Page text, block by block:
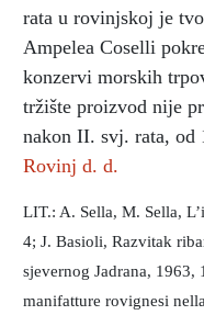
rata u rovinjskoj je
Ampelea Coselli
konzervi morskih
tržište proizvod nije
nakon II. svj. rata,
Rovinj d. d.
LIT.: A. Sella, M. Sella,
4; J. Basioli, Razvitak
sjevernog Jadrana,
manifatture rovignesi